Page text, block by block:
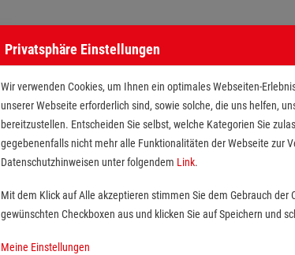
Privatsphäre Einstellungen
Wir verwenden Cookies, um Ihnen ein optimales Webseiten-
unserer Webseite erforderlich sind, sowie solche, die uns helfen,
bereitzustellen. Entscheiden Sie selbst, welche Kategorien Sie
gegebenenfalls nicht mehr alle Funktionalitäten der Webseite zur
Datenschutzhinweisen unter folgendem Link.
Mit dem Klick auf Alle akzeptieren stimmen Sie dem Gebrauch
gewünschten Checkboxen aus und klicken Sie auf Speichern und
Meine Einstellungen